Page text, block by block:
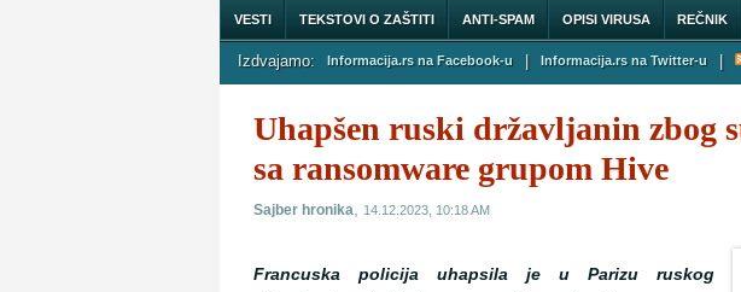
VESTI TEKSTOVI O ZAŠTITI ANTI-SPAM OPISI VIRUSA REČNIK
O NAMA
Izdvajamo: Informacija.rs na Facebook-u | Informacija.rs na Twitter-u |
Uhapšen ruski državljanin zbog
sa ransomware grupom Hive
Sajber hronika, 14.12.2023, 10:18 AM
Francuska policija uhapsila je u Parizu ruskog